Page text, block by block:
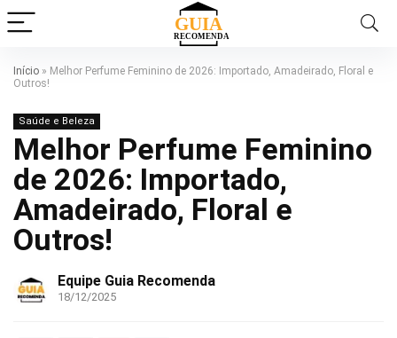
Início » Melhor Perfume Feminino de 2026: Importado, Amadeirado, Floral e
Outros!
Saúde e Beleza
Melhor Perfume Feminino
de 2026: Importado,
Amadeirado, Floral e
Outros!
Equipe Guia Recomenda
18/12/2025